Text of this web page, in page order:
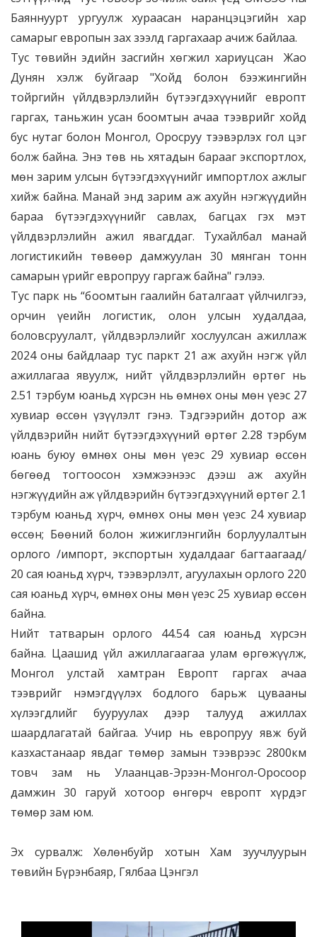
Баяннуурт ургуулж хураасан наранцэцэгийн хар
самарыг европын зах зээлд гаргахаар ачиж байлаа.
Тус төвийн эдийн засгийн хөгжил хариуцсан Жао
Дунян хэлж буйгаар "Хойд болон бээжингийн
тойргийн үйлдвэрлэлийн бүтээгдэхүүнийг европт
гаргах, таньжин усан боомтын ачаа тээврийг хойд
бус нутаг болон Монгол, Оросруу тээвэрлэх гол цэг
болж байна. Энэ төв нь хятадын барааг экспортлох,
мөн зарим улсын бүтээгдэхүүнийг импортлох ажлыг
хийж байна. Манай энд зарим аж ахуйн нэгжүүдийн
бараа бүтээгдэхүүнийг савлах, багцах гэх мэт
үйлдвэрлэлийн ажил явагддаг. Тухайлбал манай
логистикийн төвөөр дамжуулан 30 мянган тонн
самарын үрийг европруу гаргаж байна" гэлээ.
Тус парк нь “боомтын гаалийн баталгаат үйлчилгээ,
орчин үеийн логистик, олон улсын худалдаа,
боловсруулалт, үйлдвэрлэлийг хослуулсан ажиллаж
2024 оны байдлаар тус паркт 21 аж ахуйн нэгж үйл
ажиллагаа явуулж, нийт үйлдвэрлэлийн өртөг нь
2.51 тэрбум юаньд хүрсэн нь өмнөх оны мөн үеэс 27
хувиар өссөн үзүүлэлт гэнэ. Тэдгээрийн дотор аж
үйлдвэрийн нийт бүтээгдэхүүний өртөг 2.28 тэрбум
юань буюу өмнөх оны мөн үеэс 29 хувиар өссөн
бөгөөд тогтоосон хэмжээнээс дээш аж ахуйн
нэгжүүдийн аж үйлдвэрийн бүтээгдэхүүний өртөг 2.1
тэрбум юаньд хүрч, өмнөх оны мөн үеэс 24 хувиар
өссөн; Бөөний болон жижиглэнгийн борлуулалтын
орлого /импорт, экспортын худалдааг багтаагаад/
20 сая юаньд хүрч, тээвэрлэлт, агуулахын орлого 220
сая юаньд хүрч, өмнөх оны мөн үеэс 25 хувиар өссөн
байна.
Нийт татварын орлого 44.54 сая юаньд хүрсэн
байна. Цаашид үйл ажиллагаагаа улам өргөжүүлж,
Монгол улстай хамтран Европт гаргах ачаа
тээврийг нэмэгдүүлэх бодлого барьж цувааны
хүлээгдлийг бууруулах дээр талууд ажиллах
шаардлагатай байгаа. Учир нь европруу явж буй
казхастанаар явдаг төмөр замын тээврээс 2800км
товч зам нь Улаанцав-Эрээн-Монгол-Оросоор
дамжин 30 гаруй хотоор өнгөрч европт хүрдэг
төмөр зам юм.
Эх сурвалж: Хөлөнбуйр хотын Хам зуучлуурын
төвийн Бүрэнбаяр, Гялбаа Цэнгэл